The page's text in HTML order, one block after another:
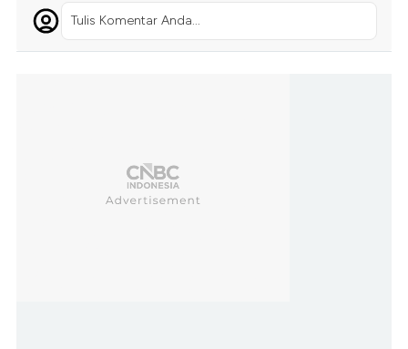
Tulis Komentar Anda...